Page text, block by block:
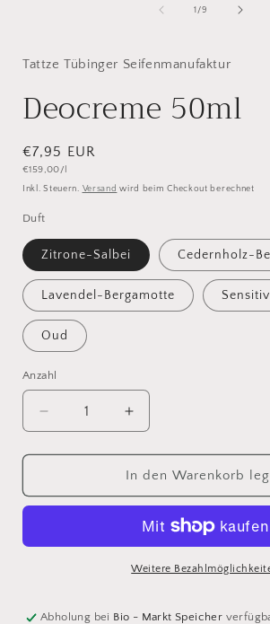
1 /von
9
Tattze Tübinger Seifenmanufaktur
Deocreme 50ml
Normaler
Preis
€7,95 EUR
Grundpreis
€159,00/l
Inkl. Steuern. Versand wird beim Checkout berechnet
Duft
Zitrone-Salbei Cedernholz-
Lavendel-Bergamotte Sensitiv
Oud
Anzahl
Anzahl
Verringere
die
Menge
Deocreme
Erhöhe
die
Menge
für
Deocreme
In den Warenkorb
Weitere
Abholung bei Bio - Markt Speicher